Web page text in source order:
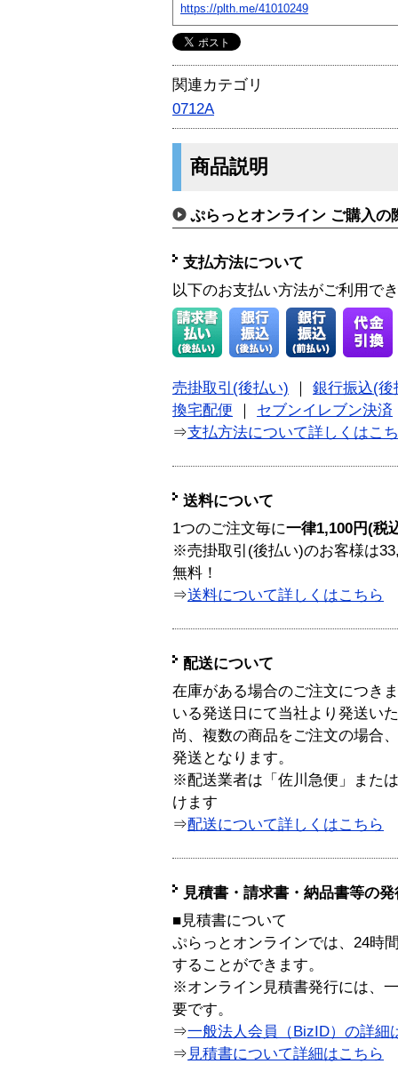
https://plth.me/41010249
関連カテゴリ
0712A
商品説明
ぷらっとオンライン ご購入の
支払方法について
以下のお支払い方法がご利用で
売掛取引(後払い)
銀行振込(後
換宅配便
セブンイレブン決済
⇒支払方法について詳しくはこ
送料について
1つのご注文毎に一律1,100円(税
※売掛取引(後払い)のお客様は
無料！
⇒送料について詳しくはこちら
配送について
在庫がある場合のご注文につき
いる発送日にて当社より発送い
尚、複数の商品をご注文の場合
発送となります。
※配送業者は「佐川急便」また
けます
⇒配送について詳しくはこちら
見積書・請求書・納品書等の
■見積書について
ぷらっとオンラインでは、24時
することができます。
※オンライン見積書発行には、
要です。
⇒一般法人会員（BizID）の詳細
⇒ 見積書について詳細はこちら